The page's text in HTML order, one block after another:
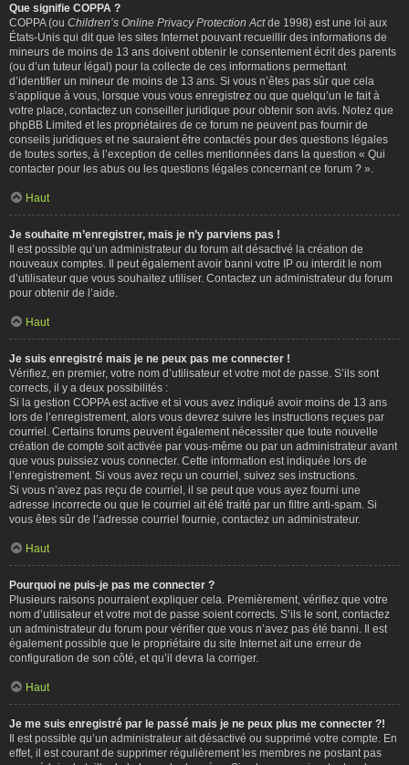
Que signifie COPPA ?
COPPA (ou Children’s Online Privacy Protection Actde 1998) est une loi aux
États-Unis qui dit que les sites Internet pouvant recueillir des informations de
mineurs de moins de 13 ans doivent obtenir le consentement écrit des parents
(ou d’un tuteur légal) pour la collecte de ces informations permettant
d’identifier un mineur de moins de 13 ans. Si vous n’êtes pas sûr que cela
s’applique à vous, lorsque vous vous enregistrez ou que quelqu’un le fait à
votre place, contactez un conseiller juridique pour obtenir son avis. Notez que
phpBB Limited et les propriétaires de ce forum ne peuvent pas fournir de
conseils juridiques et ne sauraient être contactés pour des questions légales
de toutes sortes, à l’exception de celles mentionnées dans la question « Qui
contacter pour les abus ou les questions légales concernant ce forum ? ».
Haut
Je souhaite m’enregistrer, mais je n’y parviens pas !
Il est possible qu’un administrateur du forum ait désactivé la création de
nouveaux comptes. Il peut également avoir banni votre IP ou interdit le nom
d’utilisateur que vous souhaitez utiliser. Contactez un administrateur du forum
pour obtenir de l’aide.
Haut
Je suis enregistré mais je ne peux pas me connecter !
Vérifiez, en premier, votre nom d’utilisateur et votre mot de passe. S’ils sont
corrects, il y a deux possibilités :
Si la gestion COPPA est active et si vous avez indiqué avoir moins de 13 ans
lors de l’enregistrement, alors vous devrez suivre les instructions reçues par
courriel. Certains forums peuvent également nécessiter que toute nouvelle
création de compte soit activée par vous-même ou par un administrateur avant
que vous puissiez vous connecter. Cette information est indiquée lors de
l’enregistrement. Si vous avez reçu un courriel, suivez ses instructions.
Si vous n’avez pas reçu de courriel, il se peut que vous ayez fourni une
adresse incorrecte ou que le courriel ait été traité par un filtre anti-spam. Si
vous êtes sûr de l’adresse courriel fournie, contactez un administrateur.
Haut
Pourquoi ne puis-je pas me connecter ?
Plusieurs raisons pourraient expliquer cela. Premièrement, vérifiez que votre
nom d’utilisateur et votre mot de passe soient corrects. S’ils le sont, contactez
un administrateur du forum pour vérifier que vous n’avez pas été banni. Il est
également possible que le propriétaire du site Internet ait une erreur de
configuration de son côté, et qu’il devra la corriger.
Haut
Je me suis enregistré par le passé mais je ne peux plus me connecter ?!
Il est possible qu’un administrateur ait désactivé ou supprimé votre compte. En
effet, il est courant de supprimer régulièrement les membres ne postant pas